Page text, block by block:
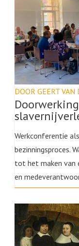
DOOR GEERT VAN
Werkconferentie
bezinningsproces.
tot het maken van
en